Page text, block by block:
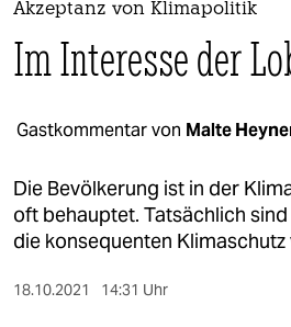
themen
politik
öko
gesellschaft
kultur
Akzeptanz von Klimapolitik
Im Interesse der
Gastkommentar von Malte
Die Bevölkerung ist in der
oft behauptet. Tatsächlich
die konsequenten
18.10.2021 14:31 Uhr